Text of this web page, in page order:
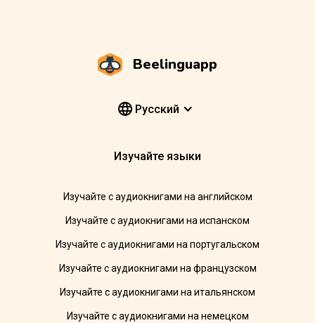
Beelinguapp
Pусский
Изучайте языки
Изучайте с аудиокнигами на английском
Изучайте с аудиокнигами на испанском
Изучайте с аудиокнигами на португальском
Изучайте с аудиокнигами на французском
Изучайте с аудиокнигами на итальянском
Изучайте с аудиокнигами на немецком